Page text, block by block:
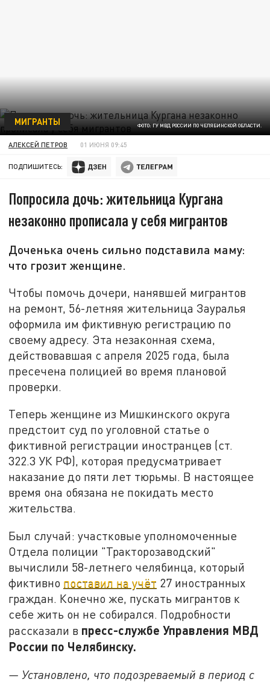
ФОТО: ГУ МВД РОССИИ ПО ЧЕЛЯБИНСКОЙ ОБЛАСТИ.
МИГРАНТЫ
АЛЕКСЕЙ ПЕТРОВ 01 ИЮНЯ 09:45
ПОДПИШИТЕСЬ:
Попросила дочь: жительница Кургана
незаконно прописала у себя мигрантов
Доченька очень сильно подставила маму:
что грозит женщине.
Чтобы помочь дочери, нанявшей мигрантов
на ремонт, 56-летняя жительница Зауралья
оформила им фиктивную регистрацию по
своему адресу. Эта незаконная схема,
действовавшая с апреля 2025 года, была
пресечена полицией во время плановой
проверки.
Теперь женщине из Мишкинского округа
предстоит суд по уголовной статье о
фиктивной регистрации иностранцев (ст.
322.3 УК РФ), которая предусматривает
наказание до пяти лет тюрьмы. В настоящее
время она обязана не покидать место
жительства.
Был случай: участковые уполномоченные
Отдела полиции "Тракторозаводский"
вычислили 58-летнего челябинца, который
фиктивно поставил на учёт 27 иностранных
граждан. Конечно же, пускать мигрантов к
себе жить он не собирался. Подробности
рассказали в пресс-службе Управления МВД
России по Челябинску.
— Установлено, что подозреваемый в период с